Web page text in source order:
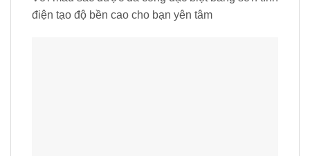
điện tạo độ bền cao cho bạn yên tâm